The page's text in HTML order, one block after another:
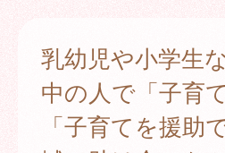
乳幼児や小学生
中の人で「子育
「子育てを援助